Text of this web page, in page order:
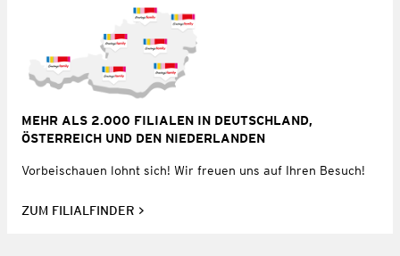
MEHR ALS 2.000 FILIALEN IN DEUTSCHLAND,
ÖSTERREICH UND DEN NIEDERLANDEN
Vorbeischauen lohnt sich! Wir freuen uns auf Ihren Besuch!
ZUM FILIALFINDER